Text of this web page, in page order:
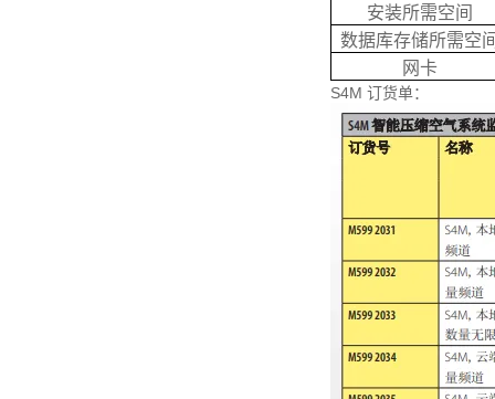
安装所需空间
数据库存储所需空
网卡
S4M 订货单：